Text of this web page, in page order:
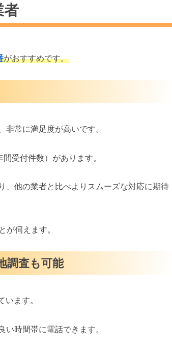
者
がおすすめです。
非常に満足度が高いです。
受付件数）があります。
、他の業者と比べよりスムーズな対応に期待
伺えます。
調査も可能
ます。
時間帯に電話できます。